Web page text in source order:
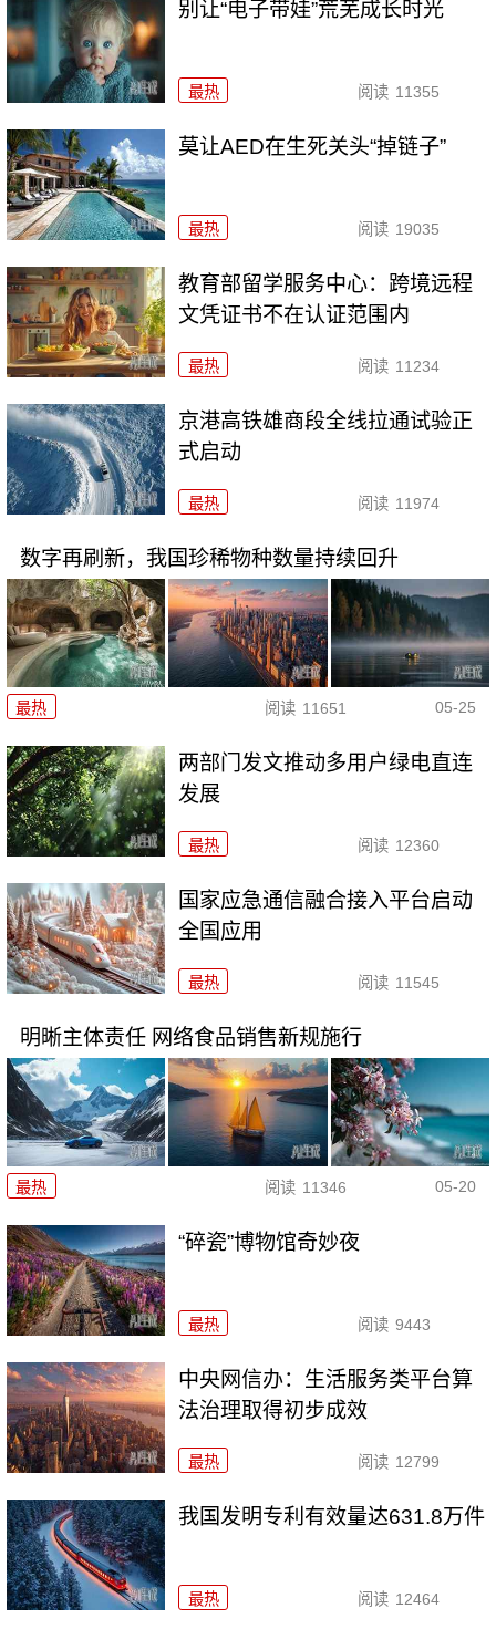
别让“电子带娃”荒芜成长时光
最热 阅读 11355
莫让AED在生死关头“掉链子”
最热 阅读 19035
教育部留学服务中心：跨境远程
文凭证书不在认证范围内
最热 阅读 11234
京港高铁雄商段全线拉通试验正
式启动
最热 阅读 11974
数字再刷新，我国珍稀物种数量持续回升
最热 阅读 11651 05-25
两部门发文推动多用户绿电直连
发展
最热 阅读 12360
国家应急通信融合接入平台启动
全国应用
最热 阅读 11545
明晰主体责任 网络食品销售新规施行
最热 阅读 11346 05-20
“碎瓷”博物馆奇妙夜
最热 阅读 9443
中央网信办：生活服务类平台算
法治理取得初步成效
最热 阅读 12799
我国发明专利有效量达631.8万件
最热 阅读 12464